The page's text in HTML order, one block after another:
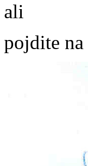
ali
pojdite na